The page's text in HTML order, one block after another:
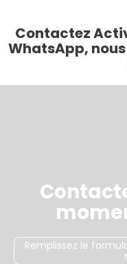
Contactez
WhatsApp,
Remplissez le